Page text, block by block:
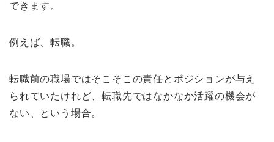
できます。
例えば、転職。
転職前の職場ではそこそこの責任とポジションが与え
られていたけれど、転職先ではなかなか活躍の機会が
ない、という場合。